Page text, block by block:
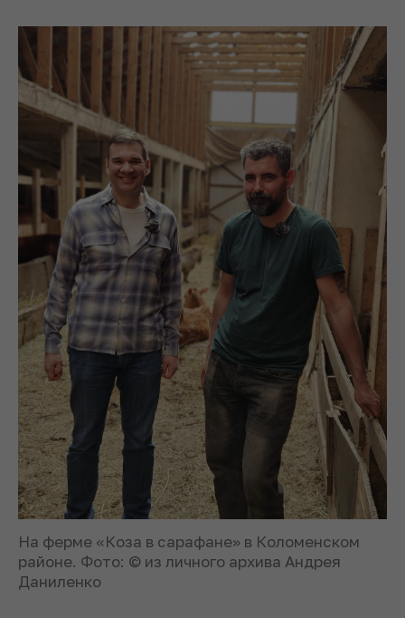
На ферме «Коза в сарафане» в Коломенском
районе. Фото: © из личного архива Андрея
Даниленко